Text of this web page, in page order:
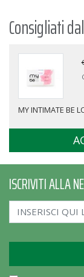
Consigliati
MY INTIMATE BE
ISCRIVITI ALLA